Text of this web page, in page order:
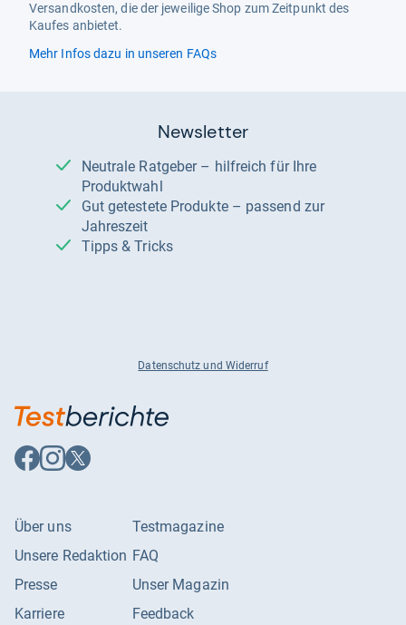
Versandkosten, die der jeweilige Shop zum Zeitpunkt des
Kaufes anbietet.
Mehr Infos dazu in unseren FAQs
Newsletter
Neutrale Ratgeber – hilfreich für Ihre
Produktwahl
Gut getestete Produkte – passend zur
Jahreszeit
Tipps & Tricks
Datenschutz und Widerruf
Auf
Facebook
Auf
Instagram
Auf
X
Über uns
Unsere Redaktion
Presse
Karriere
Testmagazine
FAQ
Unser Magazin
Feedback